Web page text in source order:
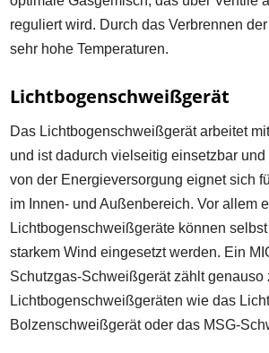
reguliert wird. Durch das Verbrennen
sehr hohe Temperaturen.
Lichtbogenschweißgerät
Das Lichtbogenschweißgerät arbeitet
und ist dadurch vielseitig einsetzbar
von der Energieversorgung eignet sich
im Innen- und Außenbereich. Vor allem
Lichtbogenschweißgeräte können
starkem Wind eingesetzt werden. Ein
Schutzgas-Schweißgerät zählt genauso
Lichtbogenschweißgeräten wie das
Bolzenschweißgerät oder das MSG-